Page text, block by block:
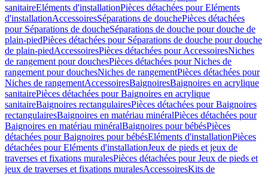
sanitaireEléments d'installationPièces détachées pour Eléments
d'installationAccessoiresSéparations de douchePièces détachées
pour Séparations de doucheSéparations de douche pour douche de
plain-piedPièces détachées pour Séparations de douche pour douche
de plain-piedAccessoiresPièces détachées pour AccessoiresNiches
de rangement pour douchesPièces détachées pour Niches de
rangement pour douchesNiches de rangementPièces détachées pour
Niches de rangementAccessoiresBaignoiresBaignoires en acrylique
sanitairePièces détachées pour Baignoires en acrylique
sanitaireBaignoires rectangulairesPièces détachées pour Baignoires
rectangulairesBaignoires en matériau minéralPièces détachées pour
Baignoires en matériau minéralBaignoires pour bébésPièces
détachées pour Baignoires pour bébésEléments d'installationPièces
détachées pour Eléments d'installationJeux de pieds et jeux de
traverses et fixations muralesPièces détachées pour Jeux de pieds et
jeux de traverses et fixations muralesAccessoiresKits de